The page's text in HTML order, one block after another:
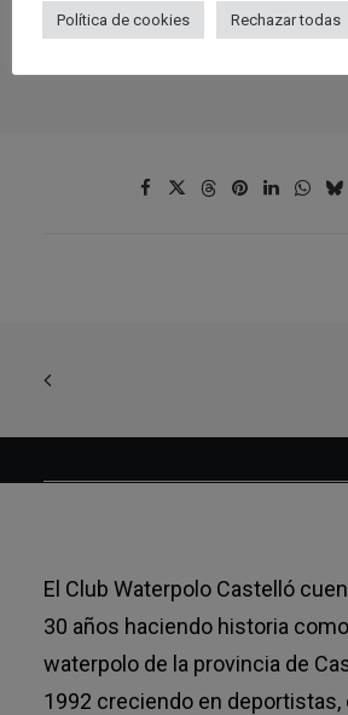
El Club Waterpolo Castelló
30 años haciendo historia
waterpolo de la provincia de
1992 creciendo en deportistas,
Política de cookies Rechazar todas